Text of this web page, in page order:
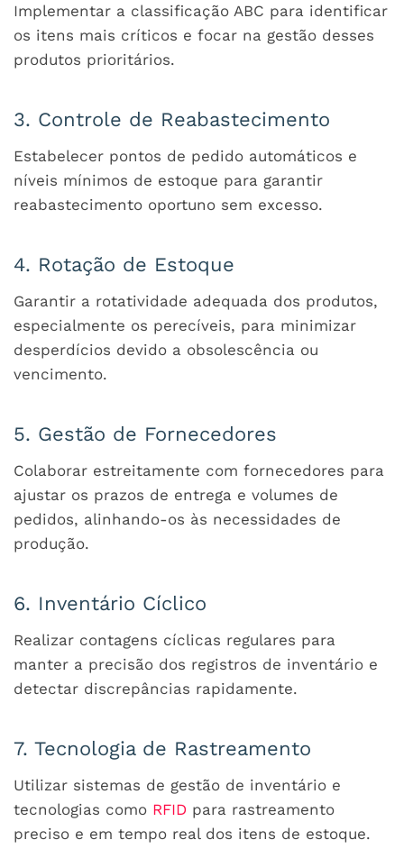
Implementar a classificação ABC para identificar
os itens mais críticos e focar na gestão desses
produtos prioritários.
3. Controle de Reabastecimento
Estabelecer pontos de pedido automáticos e
níveis mínimos de estoque para garantir
reabastecimento oportuno sem excesso.
4. Rotação de Estoque
Garantir a rotatividade adequada dos produtos,
especialmente os perecíveis, para minimizar
desperdícios devido a obsolescência ou
vencimento.
5. Gestão de Fornecedores
Colaborar estreitamente com fornecedores para
ajustar os prazos de entrega e volumes de
pedidos, alinhando-os às necessidades de
produção.
6. Inventário Cíclico
Realizar contagens cíclicas regulares para
manter a precisão dos registros de inventário e
detectar discrepâncias rapidamente.
7. Tecnologia de Rastreamento
Utilizar sistemas de gestão de inventário e
tecnologias como RFID para rastreamento
preciso e em tempo real dos itens de estoque.